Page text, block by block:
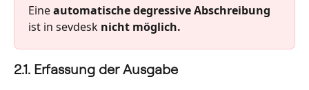
Eine automatische degressive Abschreibung
ist in sevdesk nicht möglich.
2.1. Erfassung der Ausgabe